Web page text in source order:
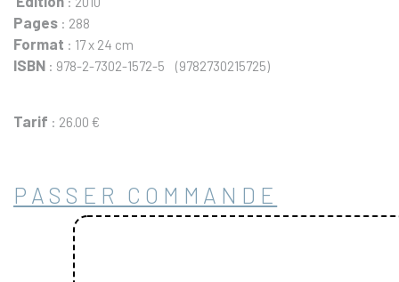
Pages : 288
Format : 17 x 24 cm
ISBN : 978-2-7302-1572-5 (9782730215725)
Tarif : 26.00 €
PASSER COMMANDE